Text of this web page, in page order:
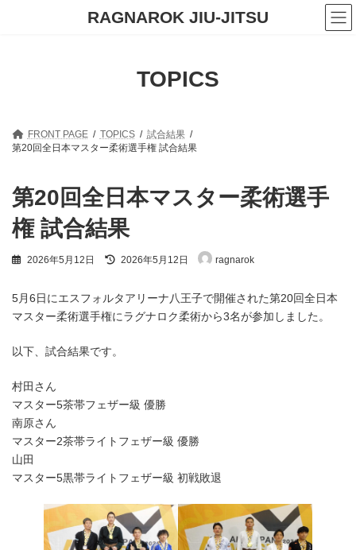
RAGNAROK JIU-JITSU
TOPICS
FRONT PAGE TOPICS
試合結果
第20回全日本マスター柔術選手権 試合結果
第20回全日本マスター柔術選手
権 試合結果
2026年5月12日
最
新
時
2026年5月12日 ragnarok
5月6日にエスフォルタアリーナ八王子で開催された第20回全日本
マスター柔術選手権にラグナロク柔術から3名が参加しました。
以下、試合結果です。
村田さん
マスター5茶帯フェザー級 優勝
南原さん
マスター2茶帯ライトフェザー級 優勝
山田
マスター5黒帯ライトフェザー級 初戦敗退